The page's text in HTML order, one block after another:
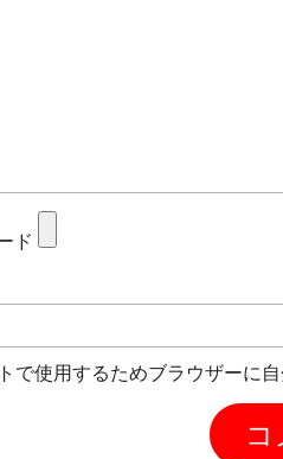
ド
で使用するためブラウザーに